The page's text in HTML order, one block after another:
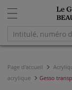
Page d'accueil
acrylique
Gesso